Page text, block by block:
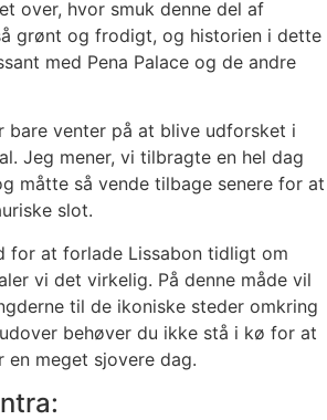
over, hvor smuk denne del af
grønt og frodigt, og historien i dette
med Pena Palace og de andre
bare venter på at blive udforsket i
Jeg mener, vi tilbragte en hel dag
måtte så vende tilbage senere for at
slot.
for at forlade Lissabon tidligt om
vi det virkelig. På denne måde vil
til de ikoniske steder omkring
behøver du ikke stå i kø for at
meget sjovere dag.